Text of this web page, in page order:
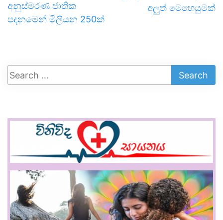
අනුස්මරණ ජාතික
පදනමෙන් මිලියන 250ක්
අලුත් මෙහෙයුමක්